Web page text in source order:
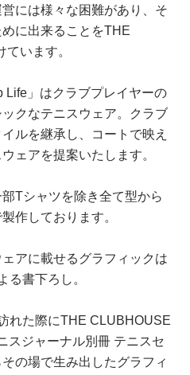
には様々な困難があり、そ
に出来ることをTHE
います。
Life」はクラブプレイヤーの
クなテニスウェア。クラブ
ルを継承し、コートで映え
ェアを提案いたします。
Tシャツを除き全て型から
作しております。
アに載せるグラフィックは
る書下ろし。
れた際にTHE CLUBHOUSE
スジャーナル別冊 テニスセ
の場で生み出したグラフィ